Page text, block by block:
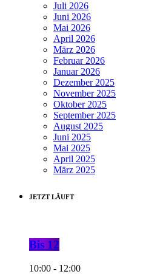
Juli 2026
Juni 2026
Mai 2026
April 2026
März 2026
Februar 2026
Januar 2026
Dezember 2025
November 2025
Oktober 2025
September 2025
August 2025
Juni 2025
Mai 2025
April 2025
März 2025
JETZT LÄUFT
Bis 12
10:00 - 12:00